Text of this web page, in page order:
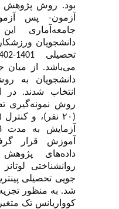
بود. روش پژوهش
آزمون- پس
جامعه‌آماری
دانشجویان
می
دانشجویان به
انتخاب شدند. در
روش نمونه‌گیری
آموزش قرار
داده‌های پژوهش
شد. به منظور تجزیه
کوواریانس تک